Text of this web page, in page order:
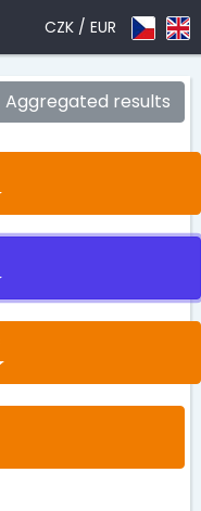
CZK / EUR
Aggregated results